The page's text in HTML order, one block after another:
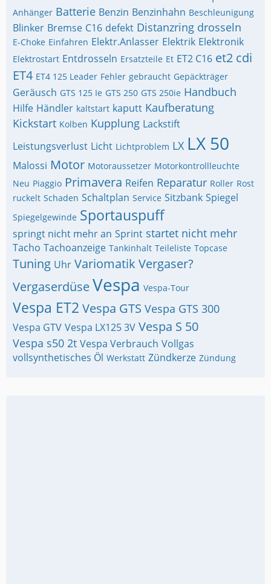
Anhänger Batterie Benzin Benzinhahn Beschleunigung
Blinker Bremse C16 defekt Distanzring drosseln
E-Choke Einfahren Elektr.Anlasser Elektrik Elektronik
Elektrostart Entdrosseln Ersatzteile Et ET2 C16 et2 cdi
ET4 ET4 125 Leader Fehler gebraucht Gepäckträger
Geräusch GTS 125 Ie GTS 250 GTS 250ie Handbuch
Hilfe Händler kaltstart kaputt Kaufberatung
Kickstart Kolben Kupplung Lackstift
Leistungsverlust Licht Lichtproblem LX LX 50
Malossi Motor Motoraussetzer Motorkontrollleuchte
Neu Piaggio Primavera Reifen Reparatur Roller Rost
ruckelt Schaden Schaltplan Service Sitzbank Spiegel
Spiegelgewinde Sportauspuff
springt nicht mehr an Sprint startet nicht mehr
Tacho Tachoanzeige Tankinhalt Teileliste Topcase
Tuning Uhr Variomatik Vergaser?
VergaserdüseVespa Vespa-Tour
Vespa ET2 Vespa GTS Vespa GTS 300
Vespa GTV Vespa LX125 3V Vespa S 50
Vespa s50 2t Vespa Verbrauch Vollgas
vollsynthetisches Öl Werkstatt Zündkerze Zündung